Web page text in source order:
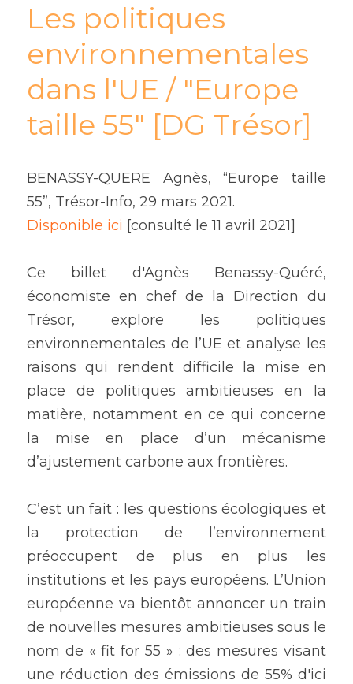
9è édition 2021
Le Printemps confiné 2020
7è édition 2019
6è édition 2018
4è édition 2016
3è édition 2015
2è édition 2014
1ère édition 2013
Le conseil scientifique
Contacts et Presse
Mentions légales
Les politiques
environnementales
dans l'UE / "Europe
taille 55" [DG Trésor]
BENASSY-QUERE Agnès, “Europe taille
55”, Trésor-Info, 29 mars 2021.
Disponible ici [consulté le 11 avril 2021]
Ce billet d'Agnès Benassy-Quéré,
économiste en chef de la Direction du
Trésor, explore les politiques
environnementales de l’UE et analyse les
raisons qui rendent difficile la mise en
place de politiques ambitieuses en la
matière, notamment en ce qui concerne
la mise en place d’un mécanisme
d’ajustement carbone aux frontières.
C’est un fait : les questions écologiques et
la protection de l’environnement
préoccupent de plus en plus les
institutions et les pays européens. L’Union
européenne va bientôt annoncer un train
de nouvelles mesures ambitieuses sous le
nom de « fit for 55 » : des mesures visant
une réduction des émissions de 55% d'ici